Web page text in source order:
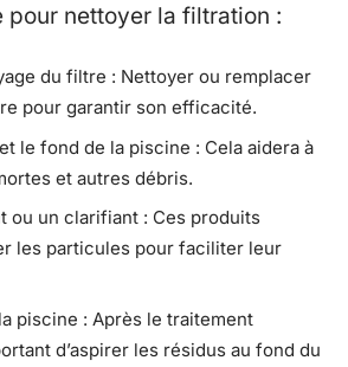
pour nettoyer la filtration :
du filtre : Nettoyer ou remplacer
pour garantir son efficacité.
le fond de la piscine : Cela aidera à
et autres débris.
ou un clarifiant : Ces produits
les particules pour faciliter leur
piscine : Après le traitement
d’aspirer les résidus au fond du